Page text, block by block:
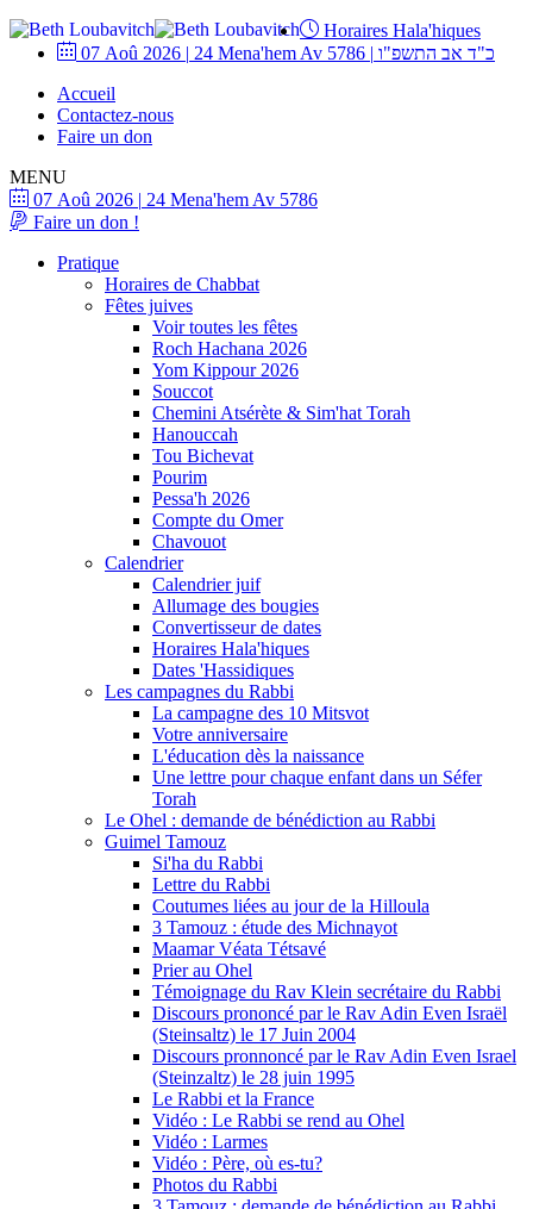
Horaires Hala'hiques
07 Aoû 2026 | 24 Mena'hem Av 5786 | כ"ד אב התשפ"ו
Accueil
Contactez-nous
Faire un don
MENU
07 Aoû 2026 | 24 Mena'hem Av 5786
Faire un don !
Pratique
Horaires de Chabbat
Fêtes juives
Voir toutes les fêtes
Roch Hachana 2026
Yom Kippour 2026
Souccot
Chemini Atsérète & Sim'hat Torah
Hanouccah
Tou Bichevat
Pourim
Pessa'h 2026
Compte du Omer
Chavouot
Calendrier
Calendrier juif
Allumage des bougies
Convertisseur de dates
Horaires Hala'hiques
Dates 'Hassidiques
Les campagnes du Rabbi
La campagne des 10 Mitsvot
Votre anniversaire
L'éducation dès la naissance
Une lettre pour chaque enfant dans un Séfer
Torah
Le Ohel : demande de bénédiction au Rabbi
Guimel Tamouz
Si'ha du Rabbi
Lettre du Rabbi
Coutumes liées au jour de la Hilloula
3 Tamouz : étude des Michnayot
Maamar Véata Tétsavé
Prier au Ohel
Témoignage du Rav Klein secrétaire du Rabbi
Discours prononcé par le Rav Adin Even Israël
(Steinsaltz) le 17 Juin 2004
Discours pronnoncé par le Rav Adin Even Israel
(Steinzaltz) le 28 juin 1995
Le Rabbi et la France
Vidéo : Le Rabbi se rend au Ohel
Vidéo : Larmes
Vidéo : Père, où es-tu?
Photos du Rabbi